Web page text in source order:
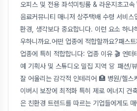
오피스 및 전용 좌석미팅룸 & 라운지초고
음료커뮤니티 매니저 상주택배 수령 서비
환경, 생각보다 중요합니다. 이런 요소 하나
우하니까요.어떤 업종에 적합할까요?패스
업종에 특히 적합합니다: 업종 이유 🎬 엔터
예 기획사 및 스튜디오 밀집 지역 👗 패션/
잘 어울리는 감각적 인테리어 🏥 병원/헬스
이버시 보장에 최적화 특히 제로 에너지 건
은 친환경 트렌드를 따르는 기업들에게도